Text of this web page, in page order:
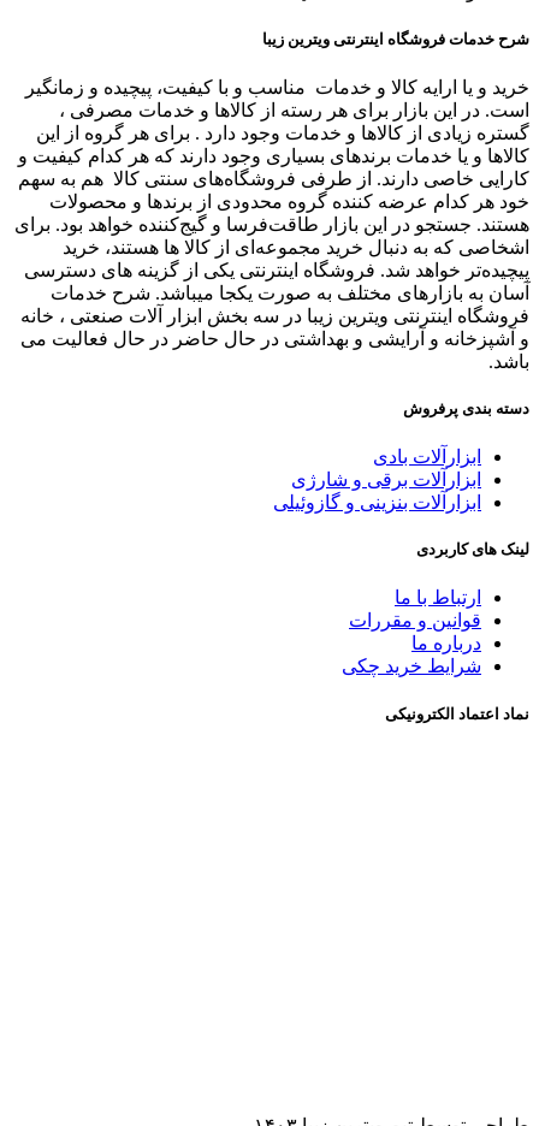
شرح خدمات فروشگاه اینترنتی ویترین زیبا
خرید و یا ارایه کالا و خدمات مناسب و با کیفیت، پیچیده و زمانگیر
است. در این بازار برای هر رسته از کالاها و خدمات مصرفی ،
گستره زیادی از کالاها و خدمات وجود دارد . برای هر گروه از این
کالاها و یا خدمات برندهای بسیاری وجود دارند که هر کدام کیفیت و
کارایی خاصی دارند. از طرفی فروشگاه‌های سنتی کالا هم به سهم
خود هر کدام عرضه کننده گروه محدودی از برندها و محصولات
هستند. جستجو در این بازار طاقت‌فرسا و گیج‌کننده خواهد بود. برای
اشخاصی که به دنبال خرید مجموعه‌ای از کالا ها هستند، خرید
پیچیده‌تر خواهد شد. فروشگاه اینترنتی یکی از گزینه های دسترسی
آسان به بازارهای مختلف به صورت یکجا میباشد. شرح خدمات
فروشگاه اینترنتی ویترین زیبا در سه بخش ابزار آلات صنعتی ، خانه
و آشپزخانه و آرایشی و بهداشتی در حال حاضر در حال فعالیت می
باشد.
دسته بندی پرفروش
ابزارآلات بادی
ابزارآلات برقی و شارژی
ابزارآلات بنزینی و گازوئیلی
لینک های کاربردی
ارتباط با ما
قوانین و مقررات
درباره ما
شرايط خريد چکی
نماد اعتماد الکترونیکی